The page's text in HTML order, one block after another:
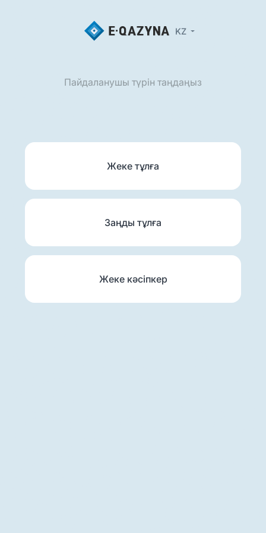
KZ
Пайдаланушы түрін таңдаңыз
Жеке тұлға
Заңды тұлға
Жеке кәсіпкер